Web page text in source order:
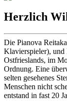
Herzlich
Die Pianova
Klavierspieler), und
Ostfrieslands, im
Ordnung. Eine
selten gesehenes
Menschen nicht
entstand in fast 20